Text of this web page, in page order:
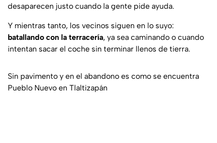
desaparecen justo cuando la gente pide ayuda.
Y mientras tanto, los vecinos siguen en lo suyo:
batallando con la terracería, ya sea caminando o cuando
intentan sacar el coche sin terminar llenos de tierra.
Sin pavimento y en el abandono es como se encuentra
Pueblo Nuevo en Tlaltizapán